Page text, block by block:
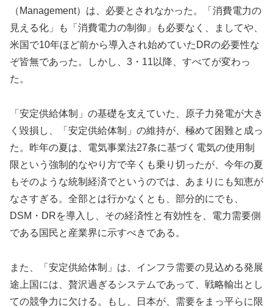
（Management）は、必要とされなかった。「消費電力の
見える化」も「消費電力の制御」も必要なく、ましてや、
米国で10年ほど前から導入され始めていたDRの必要性な
ぞ皆無であった。しかし、3・11以降、すべてが変わっ
た。
「安定供給体制」の基礎を支えていた、原子力発電が大き
く毀損し、「安定供給体制」の維持が、極めて困難と成っ
た。昨年の夏は、電気事業法27条に基づく電気の使用制
限という強制的なやり方で辛くも乗り切ったが、今年の夏
もそのような統制経済でというのでは、あまりにも知恵が
なさすぎる。全部とは行かなくとも、部分的にでも、
DSM・DRを導入し、その経済性と有効性を、電力需要側
である国民と産業界に示すべきである。
また、「安定供給体制」は、インフラ需要の見込める発展
途上国には、贅沢過ぎるシステムであって、戦略輸出とし
ての競争力に欠ける。もし、日本が、需要をまっ平らに限